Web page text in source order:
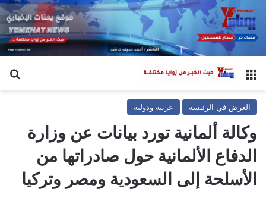
القائمة
العرض في الرئيسة عربية ودولية
وكالة ألمانية تورد بيانات عن وزارة
الدفاع الألمانية حول صادراتها من
الأسلحة إلى السعودية ومصر وتركيا